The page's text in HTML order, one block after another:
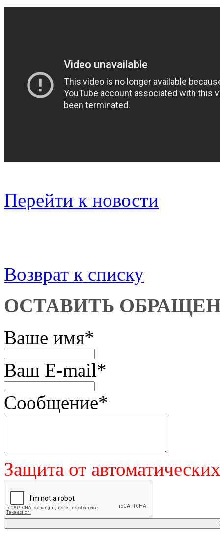
Перейти к новости
Возврат к списку
ОСТАВИТЬ
Ваше имя*
Ваш E-mail*
Сообщение*
Защита от